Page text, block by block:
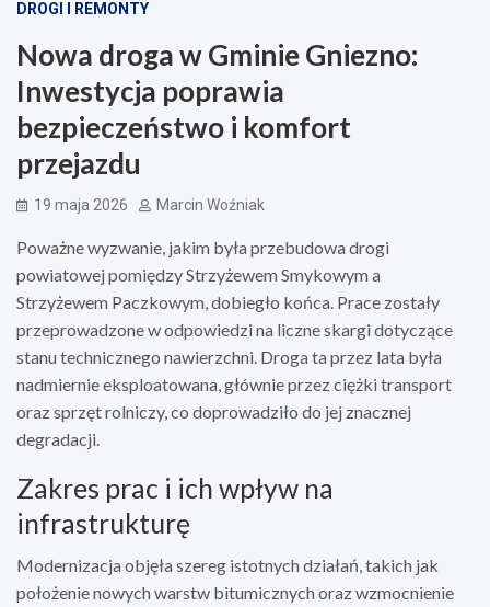
DROGI I REMONTY
Nowa droga w Gminie Gniezno:
Inwestycja poprawia
bezpieczeństwo i komfort
przejazdu
19 maja 2026 Marcin Woźniak
Poważne wyzwanie, jakim była przebudowa drogi
powiatowej pomiędzy Strzyżewem Smykowym a
Strzyżewem Paczkowym, dobiegło końca. Prace zostały
przeprowadzone w odpowiedzi na liczne skargi dotyczące
stanu technicznego nawierzchni. Droga ta przez lata była
nadmiernie eksploatowana, głównie przez ciężki transport
oraz sprzęt rolniczy, co doprowadziło do jej znacznej
degradacji.
Zakres prac i ich wpływ na
infrastrukturę
Modernizacja objęła szereg istotnych działań, takich jak
położenie nowych warstw bitumicznych oraz wzmocnienie